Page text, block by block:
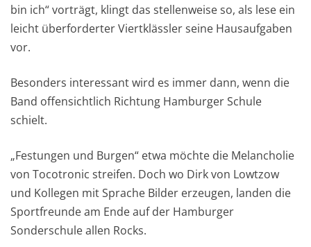
bin ich“ vorträgt, klingt das stellenweise so, als lese ein
leicht überforderter Viertklässler seine Hausaufgaben
vor.
Besonders interessant wird es immer dann, wenn die
Band offensichtlich Richtung Hamburger Schule
schielt.
„Festungen und Burgen“ etwa möchte die Melancholie
von Tocotronic streifen. Doch wo Dirk von Lowtzow
und Kollegen mit Sprache Bilder erzeugen, landen die
Sportfreunde am Ende auf der Hamburger
Sonderschule allen Rocks.